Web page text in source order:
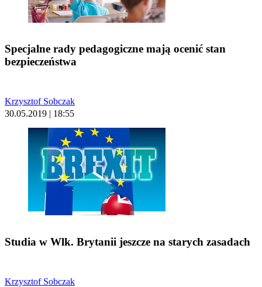
Specjalne rady pedagogiczne mają ocenić stan
bezpieczeństwa
Krzysztof Sobczak
30.05.2019 | 18:55
Studia w Wlk. Brytanii jeszcze na starych zasadach
Krzysztof Sobczak